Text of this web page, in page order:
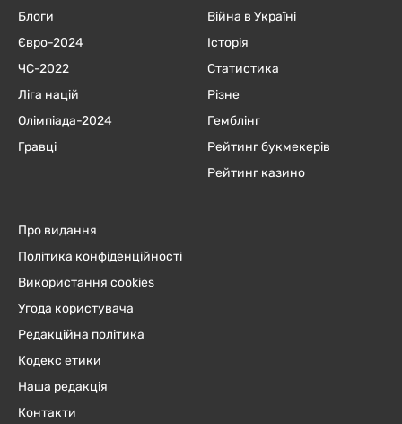
Блоги
Євро-2024
ЧC-2022
Ліга націй
Олімпіада-2024
Гравці
Війна в Україні
Історія
Статистика
Різне
Гемблінг
Рейтинг букмекерів
Рейтинг казино
Про видання
Політика конфіденційності
Використання cookies
Угода користувача
Редакційна політика
Кодекс етики
Наша редакція
Контакти